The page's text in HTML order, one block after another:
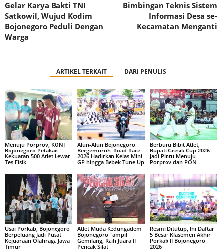
Gelar Karya Bakti TNI
Satkowil, Wujud Kodim
Bojonegoro Peduli Dengan
Warga
Bimbingan Teknis Sistem
Informasi Desa se-
Kecamatan Menganti
ARTIKEL TERKAIT DARI PENULIS
Menuju Porprov, KONI
Bojonegoro Petakan
Kekuatan 500 Atlet Lewat
Tes Fisik
Alun-Alun Bojonegoro
Bergemuruh, Road Race
2026 Hadirkan Kelas Mini
GP hingga Bebek Tune Up
Berburu Bibit Atlet,
Bupati Gresik Cup 2026
Jadi Pintu Menuju
Porprov dan PON
Usai Porkab, Bojonegoro
Berpeluang Jadi Pusat
Kejuaraan Olahraga Jawa
Timur
Atlet Muda Kedungadem
Bojonegoro Tampil
Gemilang, Raih Juara II
Pencak Silat
Resmi Ditutup, Ini Daftar
5 Besar Klasemen Akhir
Porkab II Bojonegoro
2026